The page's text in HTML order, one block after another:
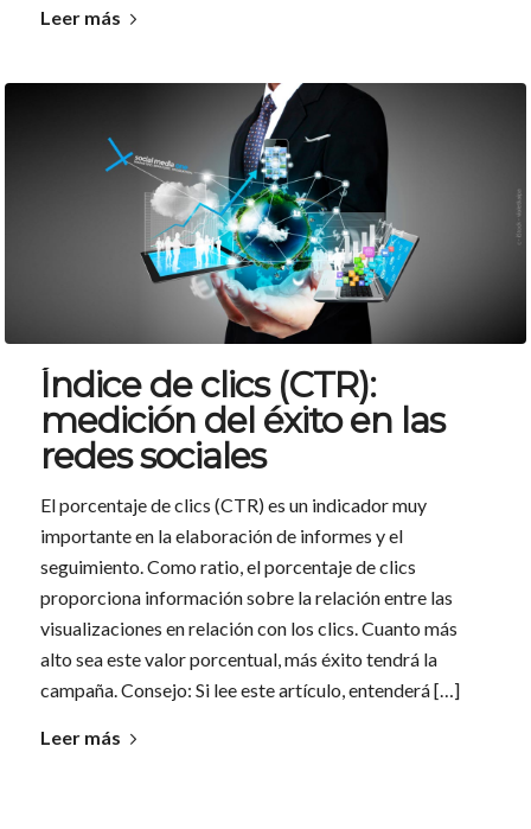
Leer más
Índice de clics (CTR):
medición del éxito en las
redes sociales
El porcentaje de clics (CTR) es un indicador muy
importante en la elaboración de informes y el
seguimiento. Como ratio, el porcentaje de clics
proporciona información sobre la relación entre las
visualizaciones en relación con los clics. Cuanto más
alto sea este valor porcentual, más éxito tendrá la
campaña. Consejo: Si lee este artículo, entenderá […]
Leer más